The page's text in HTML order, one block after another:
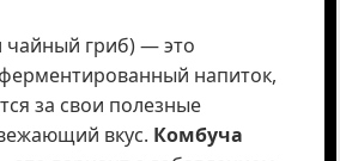
чайный гриб) — это
напиток,
за свои полезные
вкус. Комбуча